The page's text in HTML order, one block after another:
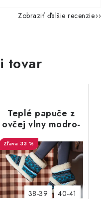
Zobraziť ďalšie recenzie
tovar
200 cm
Teplé papuče z
ovčej vlny modro-
sivé
33 %
38-39 40-41